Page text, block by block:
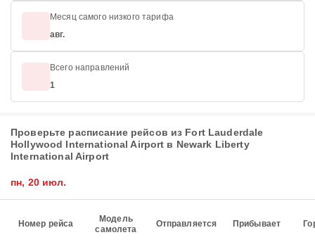
Месяц самого низкого тарифа
авг.
Всего направлений
1
Проверьте расписание рейсов из Fort Lauderdale
Hollywood International Airport в Newark Liberty
International Airport
пн, 20 июл.
Номер рейса
Модель
самолета
Отправляется Прибывает